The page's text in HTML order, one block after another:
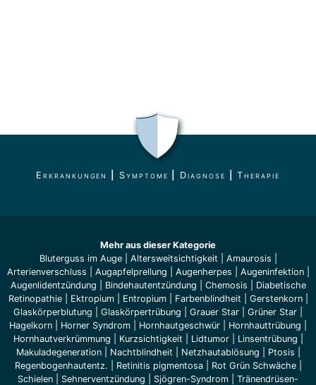
Erkrankungen Symptome Diagnose |Therapie
Mehr aus dieser Kategorie
Bluterguss im Auge| Altersweitsichtigkeit Amaurosis
Arterienverschluss
Augapfelprellung Augenherpes Augeninfektion|
Augenlidentzündung
Bindehautentzündung Chemosis
Diabetische
Retinopathie| Ektropium| Entropium| Farbenblindheit Gerstenkorn|
Glaskörperblutung
Glaskörpertrübung Grauer Star Grüner Star
Hagelkorn
Horner Syndrom Hornhautgeschwür Hornhauttrübung
Hornhautverkrümmung
Kurzsichtigkeit Lidtumor| Linsentrübung
Makuladegeneration| Nachtblindheit Netzhautablösung Ptosis
Regenbogenhautentz.
Retinitis pigmentosa| Rot Grün Schwäche|
Schielen
Sehnerventzündung Sjögren-Syndrom
Tränendrüsen-